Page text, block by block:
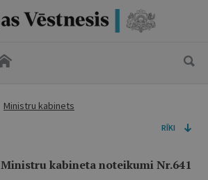
Ministru kabinets
RĪKI
Ministru kabineta noteikumi Nr.641